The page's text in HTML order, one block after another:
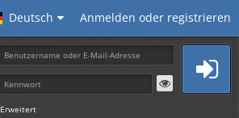
Deutsch Anmelden oder registrieren
Erweitert